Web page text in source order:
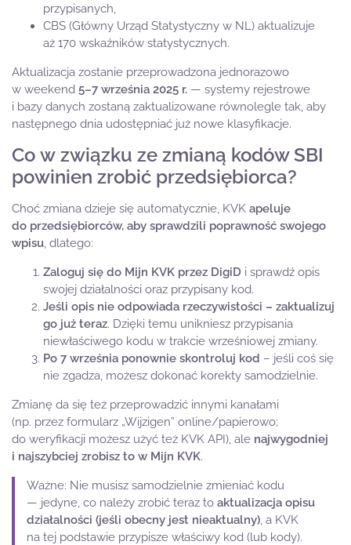
przypisanych,
CBS (Główny Urząd Statystyczny w NL) aktualizuje
aż 170 wskaźników statystycznych.
Aktualizacja zostanie przeprowadzona jednorazowo
w weekend 5–7 września 2025 r. — systemy rejestrowe
i bazy danych zostaną zaktualizowane równolegle tak, aby
następnego dnia udostępniać już nowe klasyfikacje.
Co w związku ze zmianą kodów SBI
powinien zrobić przedsiębiorca?
Choć zmiana dzieje się automatycznie, KVK apeluje
do przedsiębiorców, aby sprawdzili poprawność swojego
wpisu, dlatego:
Zaloguj się do Mijn KVK przez DigiD i sprawdź opis
swojej działalności oraz przypisany kod.
Jeśli opis nie odpowiada rzeczywistości – zaktualizuj
go już teraz. Dzięki temu unikniesz przypisania
niewłaściwego kodu w trakcie wrześniowej zmiany.
Po 7 września ponownie skontroluj kod – jeśli coś się
nie zgadza, możesz dokonać korekty samodzielnie.
Zmianę da się też przeprowadzić innymi kanałami
(np. przez formularz „Wijzigen” online/papierowo;
do weryfikacji możesz użyć też KVK API), ale najwygodniej
i najszybciej zrobisz to w Mijn KVK.
Ważne: Nie musisz samodzielnie zmieniać kodu
— jedyne, co należy zrobić teraz to aktualizacja opisu
działalności (jeśli obecny jest nieaktualny), a KVK
na tej podstawie przypisze właściwy kod (lub kody).